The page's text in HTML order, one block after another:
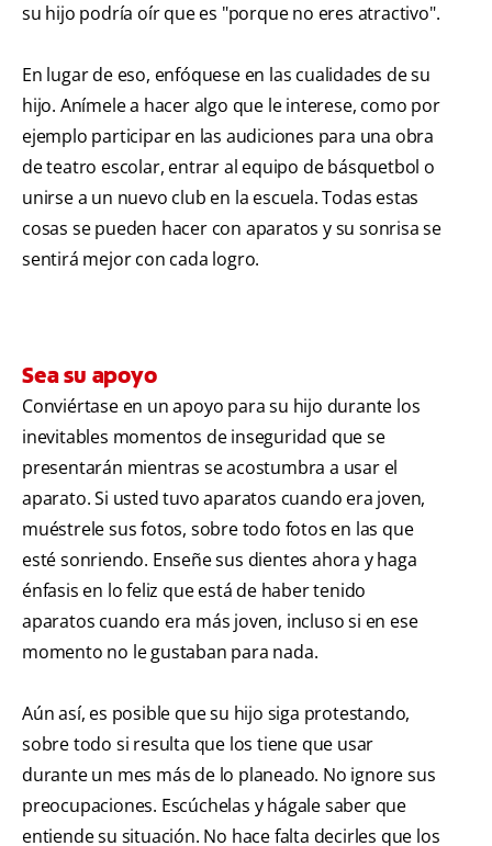
su hijo podría oír que es "porque no eres atractivo".
En lugar de eso, enfóquese en las cualidades de su
hijo. Anímele a hacer algo que le interese, como por
ejemplo participar en las audiciones para una obra
de teatro escolar, entrar al equipo de básquetbol o
unirse a un nuevo club en la escuela. Todas estas
cosas se pueden hacer con aparatos y su sonrisa se
sentirá mejor con cada logro.
Sea su apoyo
Conviértase en un apoyo para su hijo durante los
inevitables momentos de inseguridad que se
presentarán mientras se acostumbra a usar el
aparato. Si usted tuvo aparatos cuando era joven,
muéstrele sus fotos, sobre todo fotos en las que
esté sonriendo. Enseñe sus dientes ahora y haga
énfasis en lo feliz que está de haber tenido
aparatos cuando era más joven, incluso si en ese
momento no le gustaban para nada.
Aún así, es posible que su hijo siga protestando,
sobre todo si resulta que los tiene que usar
durante un mes más de lo planeado. No ignore sus
preocupaciones. Escúchelas y hágale saber que
entiende su situación. No hace falta decirles que los